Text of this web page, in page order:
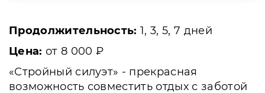
Продолжительность: 1, 3, 5, 7 дней
Цена: от 8 000 ₽
«Стройный силуэт» - прекрасная
возможность совместить отдых с заботой